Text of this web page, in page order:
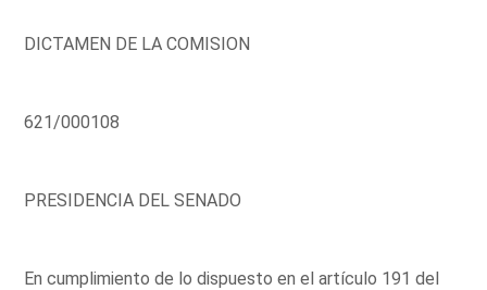
DICTAMEN DE LA COMISION
621/000108
PRESIDENCIA DEL SENADO
En cumplimiento de lo dispuesto en el artículo 191 del